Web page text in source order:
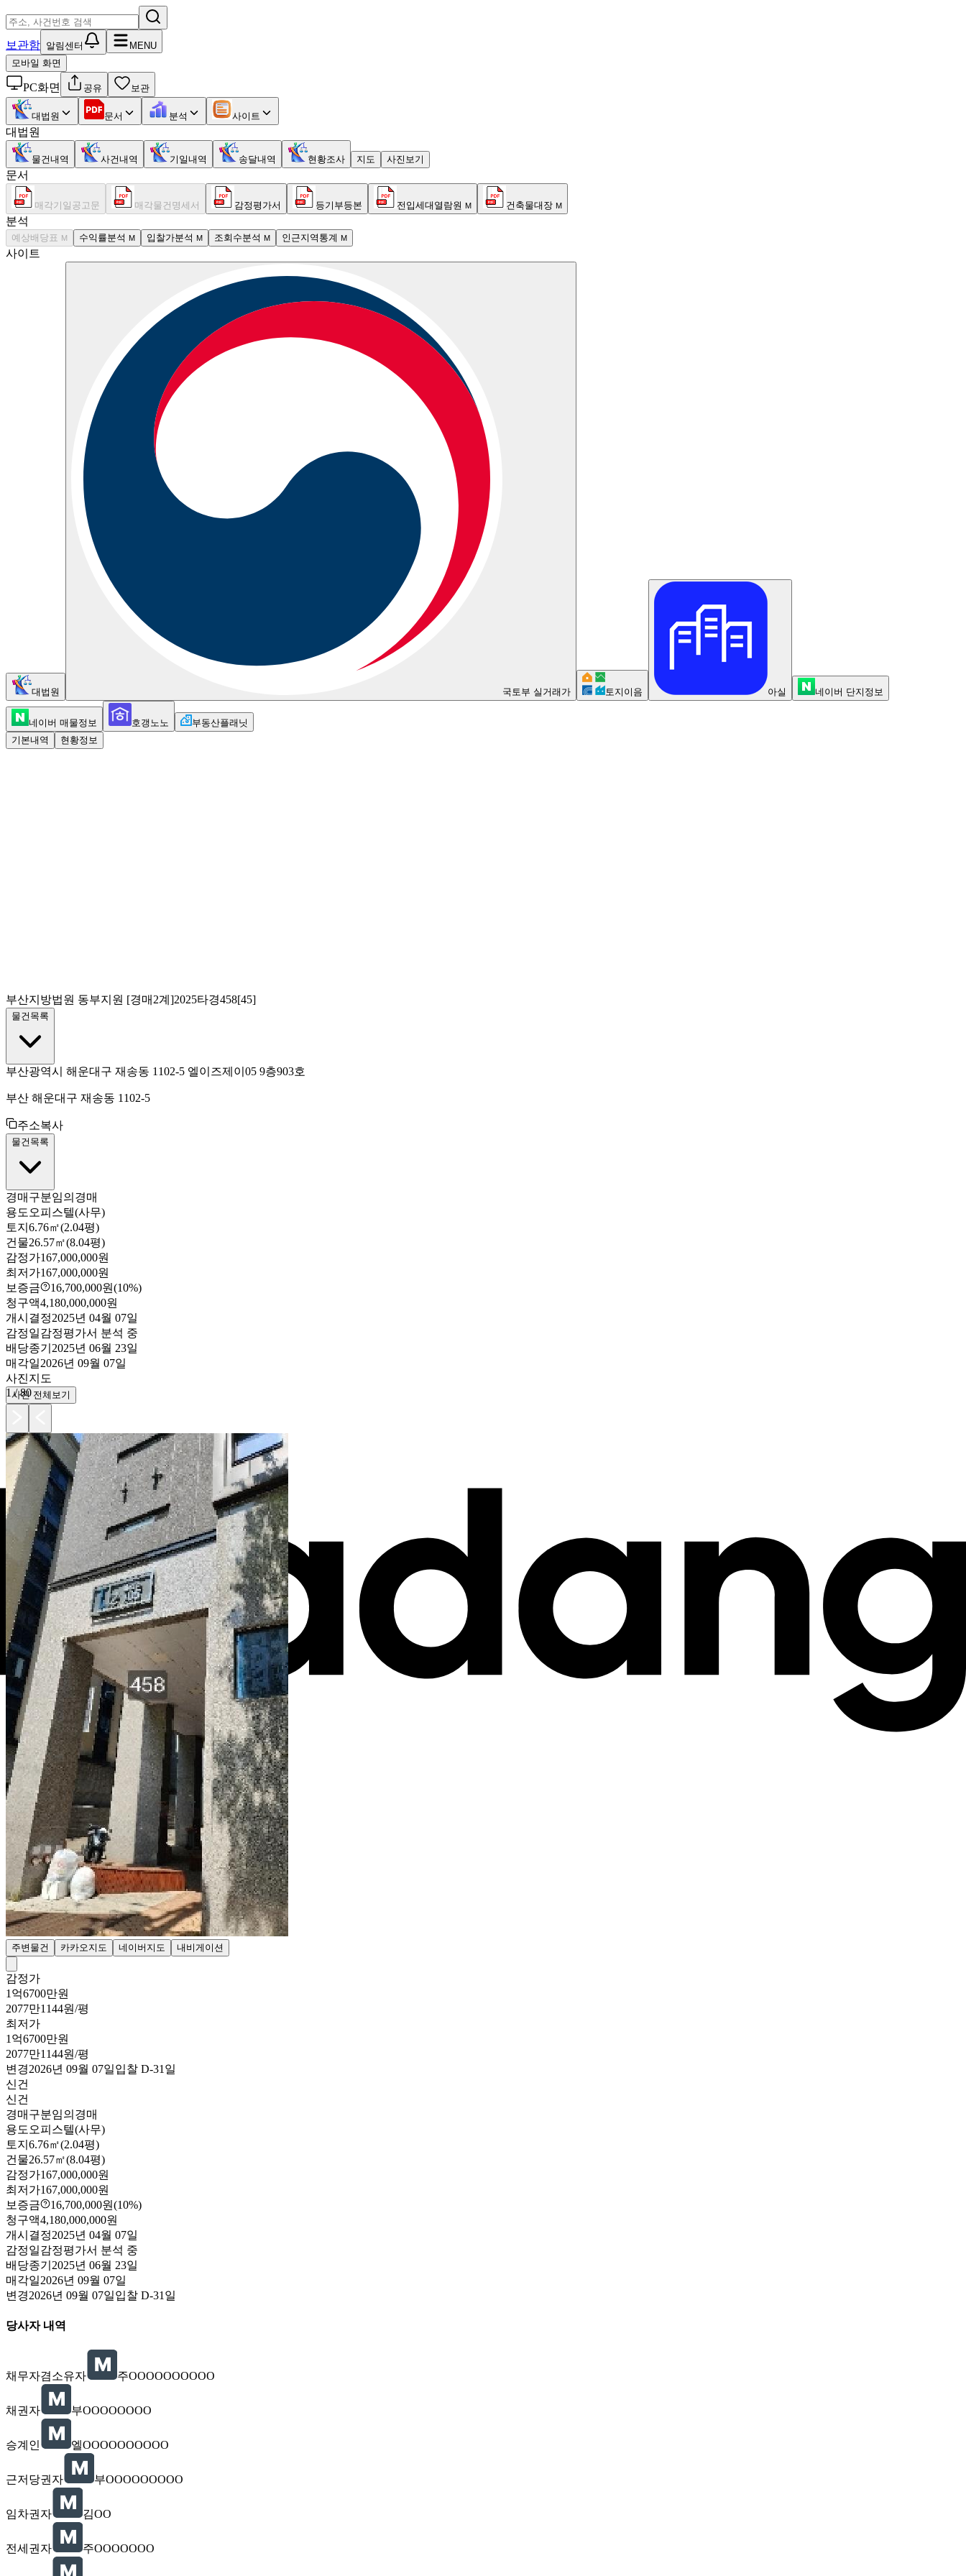
보관함 알림센터
MENU
모바일 화면
PC화면 공유 보관
대법원 문서 분석 사이트
대법원
물건내역 사건내역 기일내역 송달내역 현황조사 지도 사진보기
문서
매각기일공고문 매각물건명세서 감정평가서 등기부등본 전입세대열람원 M 건축물대장 M
분석
예상배당표 M 수익률분석 M 입찰가분석 M 조회수분석 M 인근지역통계 M
사이트
대법원 국토부 실거래가 토지이음 아실 네이버 단지정보
네이버 매물정보 호갱노노
부동산플래닛
기본내역
현황정보
부산지방법원 동부지원 [경매2계]2025타경458[45]
물건목록
부산광역시 해운대구 재송동 1102-5 엘이즈제이05 9층903호
부산 해운대구 재송동 1102-5
주소복사
물건목록
경매구분임의경매
용도 오피스텔(사무)
토지 6.76㎡(2.04평)
건물26.57㎡(8.04평)
감정가167,000,000원
최저가167,000,000원
보증금
16,700,000원(10%)
청구액4,180,000,000원
개시결정2025년 04월 07일
감정일감정평가서 분석 중
배당종기 2025년 06월 23일
매각일2026년 09월 07일
사진지도
1 /80
사진 전체보기
주변물건 카카오지도 네이버지도 내비게이션
감정가
1억6700만원
2077만1144원/평
최저가
1억6700만원
2077만1144원/평
변경2026년 09월 07일입찰 D-31 일
신건
신건
경매구분임의경매
용도 오피스텔(사무)
토지 6.76㎡(2.04평)
건물26.57㎡(8.04평)
감정가167,000,000원
최저가167,000,000원
보증금
16,700,000원(10%)
청구액4,180,000,000원
개시결정2025년 04월 07일
감정일감정평가서 분석 중
배당종기 2025년 06월 23일
매각일2026년 09월 07일
변경2026년 09월 07일입찰 D-31 일
당사자 내역
채무자겸소유자 주OOOOOOOOOO
채권자 부OOOOOOOO
승계인 엘OOOOOOOOOO
근저당권자 부OOOOOOOOO
임차권자 김OO
전세권자 주OOOOOOO